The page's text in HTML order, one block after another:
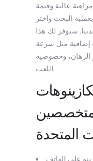
مراهنة عالية وقيمة
البحث واختر
سيوفر لك هذا
إضافية مثل سرعة
وخصوصية
اللعب.
المتحدة
على الهاتف